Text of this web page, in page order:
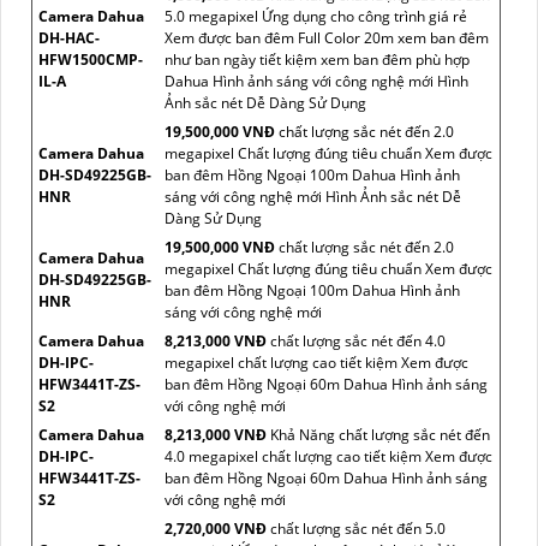
Camera Dahua
DH-HAC-
HFW1500CMP-
IL-A
5.0 megapixel Ứng dụng cho công trình giá rẻ
Xem được ban đêm Full Color 20m xem ban đêm
như ban ngày tiết kiệm xem ban đêm phù hợp
Dahua Hình ảnh sáng với công nghệ mới Hình
Ảnh sắc nét Dễ Dàng Sử Dụng
Camera Dahua
DH-SD49225GB-
HNR
19,500,000 VNĐchất lượng sắc nét đến 2.0
megapixel Chất lượng đúng tiêu chuẩn Xem được
ban đêm Hồng Ngoại 100m Dahua Hình ảnh
sáng với công nghệ mới Hình Ảnh sắc nét Dễ
Dàng Sử Dụng
Camera Dahua
DH-SD49225GB-
HNR
19,500,000 VNĐchất lượng sắc nét đến 2.0
megapixel Chất lượng đúng tiêu chuẩn Xem được
ban đêm Hồng Ngoại 100m Dahua Hình ảnh
sáng với công nghệ mới
Camera Dahua
DH-IPC-
HFW3441T-ZS-
S2
8,213,000 VNĐchất lượng sắc nét đến 4.0
megapixel chất lượng cao tiết kiệm Xem được
ban đêm Hồng Ngoại 60m Dahua Hình ảnh sáng
với công nghệ mới
Camera Dahua
DH-IPC-
HFW3441T-ZS-
S2
8,213,000 VNĐ Khả Năng chất lượng sắc nét đến
4.0 megapixel chất lượng cao tiết kiệm Xem được
ban đêm Hồng Ngoại 60m Dahua Hình ảnh sáng
với công nghệ mới
2,720,000 VNĐchất lượng sắc nét đến 5.0